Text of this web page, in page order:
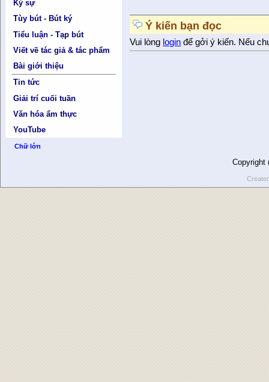
Ký sự
Tùy bút - Bút ký
Tiểu luận - Tạp bút
Viết về tác giả & tác phẩm
Bài giới thiệu
Tin tức
Giải trí cuối tuần
Văn hóa ẩm thực
YouTube
Chữ lớn
Ý kiến bạn đọc
Vui lòng login để gởi ý kiến. Nếu
Copyright